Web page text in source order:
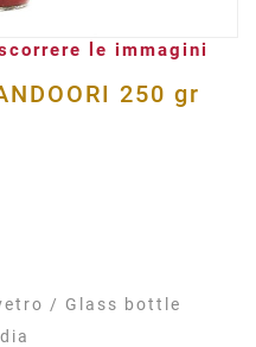
le immagini
250 gr
/ Glass bottle